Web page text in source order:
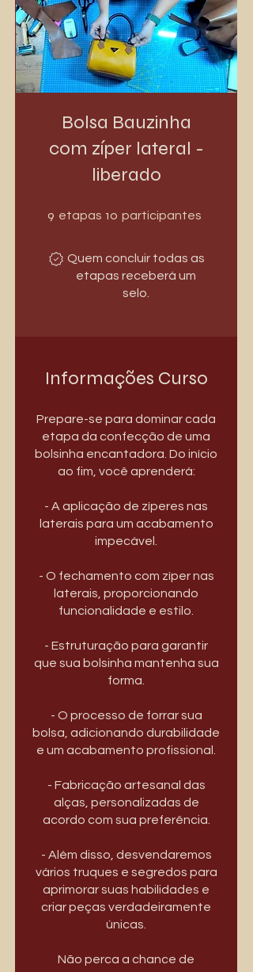
Bolsa Bauzinha
com zíper lateral -
liberado
9 etapas 10 participantes
Quem concluir todas as
etapas receberá um
selo.
Informações Curso
Prepare-se para dominar cada
etapa da confecção de uma
bolsinha encantadora. Do início
ao fim, você aprenderá:
- A aplicação de zíperes nas
laterais para um acabamento
impecável.
- O fechamento com zíper nas
laterais, proporcionando
funcionalidade e estilo.
- Estruturação para garantir
que sua bolsinha mantenha sua
forma.
- O processo de forrar sua
bolsa, adicionando durabilidade
e um acabamento profissional.
- Fabricação artesanal das
alças, personalizadas de
acordo com sua preferência.
- Além disso, desvendaremos
vários truques e segredos para
aprimorar suas habilidades e
criar peças verdadeiramente
únicas.
Não perca a chance de